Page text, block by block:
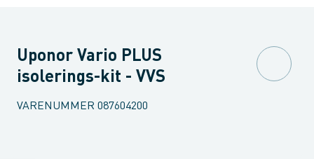
Uponor Vario PLUS
isolerings-kit - VVS
VARENUMMER 087604200